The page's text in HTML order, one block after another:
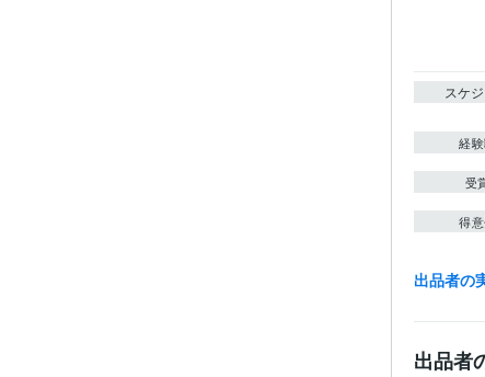
スケ
経
受
得
出品者の
出品者